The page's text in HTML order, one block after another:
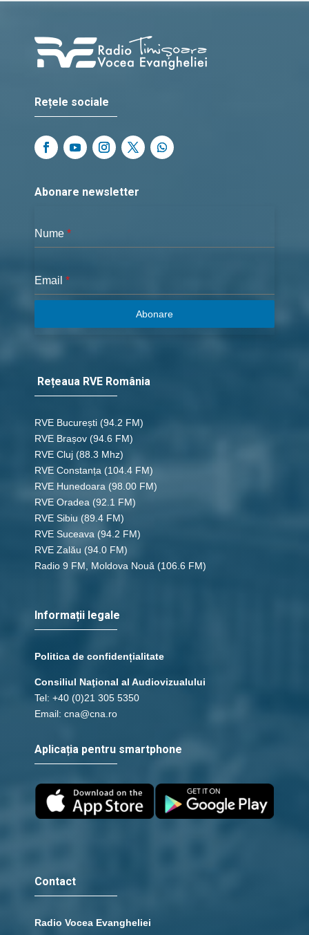
Rețele sociale
Abonare newsletter
Nume *
Email *
Abonare
Rețeaua RVE România
RVE București (94.2 FM)
RVE Brașov (94.6 FM)
RVE Cluj (88.3 Mhz)
RVE Constanța (104.4 FM)
RVE Hunedoara (98.00 FM)
RVE Oradea (92.1 FM)
RVE Sibiu (89.4 FM)
RVE Suceava (94.2 FM)
RVE Zalău (94.0 FM)
Radio 9 FM, Moldova Nouă (106.6 FM)
Informații legale
Politica de confidențialitate
Consiliul Naţional al Audiovizualului
Tel: +40 (0)21 305 5350
Email: cna@cna.ro
Aplicația pentru smartphone
Contact
Radio Vocea Evangheliei